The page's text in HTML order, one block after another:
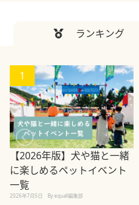
ランキング
1
【2026年版】犬や猫と一緒
に楽しめるペットイベント
一覧
2026年7月5日 By equall編集部